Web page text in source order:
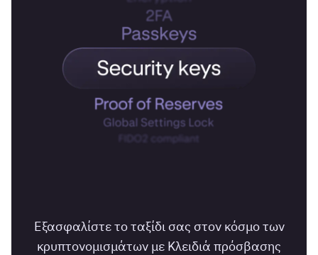
Εξασφαλίστε το ταξίδι σας στον κόσμο των
κρυπτονομισμάτων με Κλειδιά πρόσβασης